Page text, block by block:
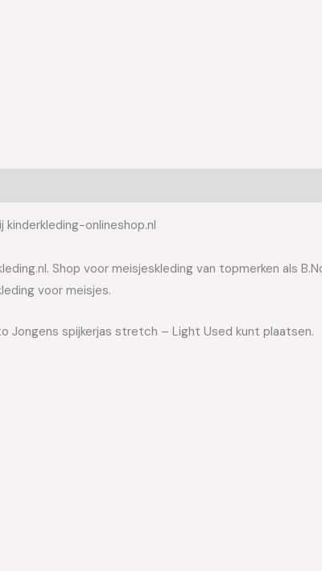
onlineshop.nl
Shop voor meisjeskleding van topmerken als
voor meisjes.
Jongens spijkerjas stretch – Light Used kunt plaatsen.